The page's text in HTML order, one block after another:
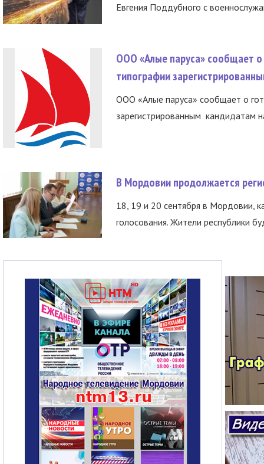
Евгения Поддубного с
ООО «Алые паруса» сообщает о
типографии
ООО «Алые паруса» сообщает о
зарегистрированным кандидатам
В Мордовии продолжается
18, 19 и 20 сентября в Мордовии,
голосования. Жители республики